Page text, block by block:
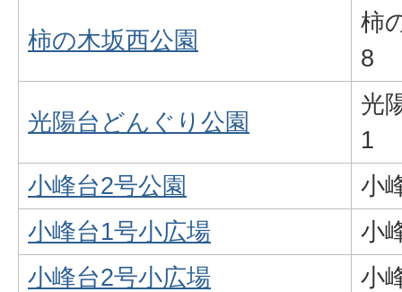
柿の木坂西公園
柿
8
光陽台どんぐり公園
光
1
小峰台2号公園
小
小峰台1号小広場
小
小峰台2号小広場
小